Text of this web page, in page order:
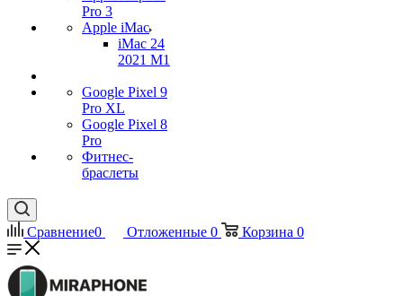
Pro 3
Apple iMac
iMac 24
2021 M1
Google Pixel 9
Pro XL
Google Pixel 8
Pro
Фитнес-
браслеты
Сравнение0 Отложенные 0 Корзина 0